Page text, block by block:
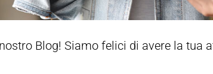
Blog! Siamo felici di avere la tua